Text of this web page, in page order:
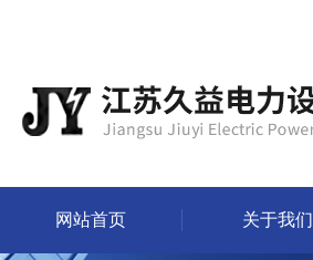
网站首页 关于我们